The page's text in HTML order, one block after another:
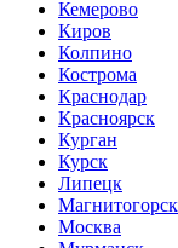
Кемерово
Киров
Колпино
Кострома
Краснодар
Красноярск
Курган
Курск
Липецк
Магнитогорск
Москва